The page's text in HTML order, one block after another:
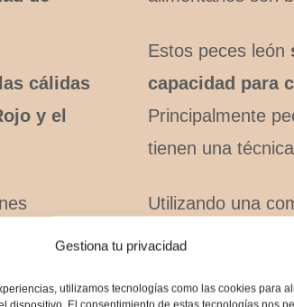
Gestiona tu privacidad
utilizamos tecnologías como las cookies para
cálidas
y el
en
e
Estos peces león
capacidad para
Principalmente
tienen una
Utilizando una
venenosas,
inmovilizar a
presas.